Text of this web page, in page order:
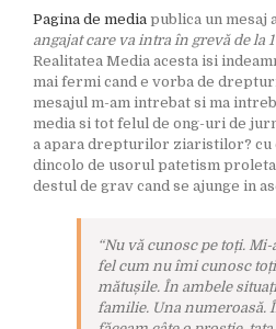
Pagina de media publica un mesaj
angajat care va intra în grevă de la
Realitatea Media acesta isi
mai fermi cand e vorba de
mesajul m-am intrebat si ma
media si tot felul de ong-uri de
a apara drepturilor ziaristilor? cu
dincolo de usorul patetism
destul de grav cand se ajunge in
“Nu vă cunosc pe toți.
fel cum nu îmi cunosc
mătușile. În ambele
familie. Una numeroasă.